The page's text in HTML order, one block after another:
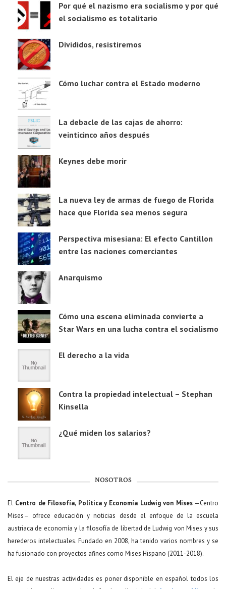
Por qué el nazismo era socialismo y por qué
el socialismo es totalitario
Divididos, resistiremos
Cómo luchar contra el Estado moderno
La debacle de las cajas de ahorro:
veinticinco años después
Keynes debe morir
La nueva ley de armas de fuego de Florida
hace que Florida sea menos segura
Perspectiva misesiana: El efecto Cantillon
entre las naciones comerciantes
Anarquismo
Cómo una escena eliminada convierte a
Star Wars en una lucha contra el socialismo
El derecho a la vida
Contra la propiedad intelectual – Stephan
Kinsella
¿Qué miden los salarios?
NOSOTROS
El Centro de Filosofía, Política y Economía Ludwig von Mises—Centro
Mises— ofrece educación y noticias desde el enfoque de la escuela
austriaca de economía y la filosofía de libertad de Ludwig von Mises y sus
herederos intelectuales. Fundado en 2008, ha tenido varios nombres y se
ha fusionado con proyectos afines como Mises Hispano (2011-2018).
El eje de nuestras actividades es poner disponible en español todos los